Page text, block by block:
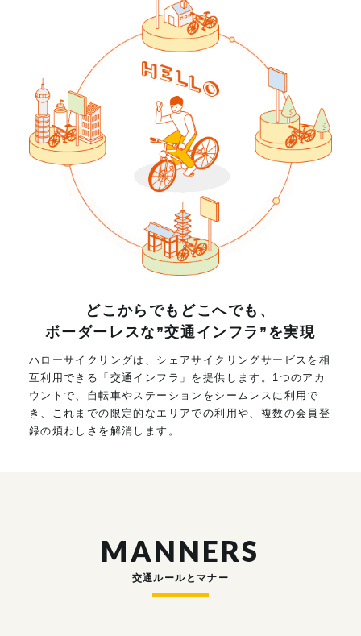
どこからでもどこへでも、
ボーダーレスな”交通インフラ”を実現
ハローサイクリングは、シェアサイクリングサービスを相
互利用できる「交通インフラ」を提供します。1つのアカ
ウントで、自転車やステーションをシームレスに利用で
き、これまでの限定的なエリアでの利用や、複数の会員登
録の煩わしさを解消します。
MANNERS
交通ルールとマナー